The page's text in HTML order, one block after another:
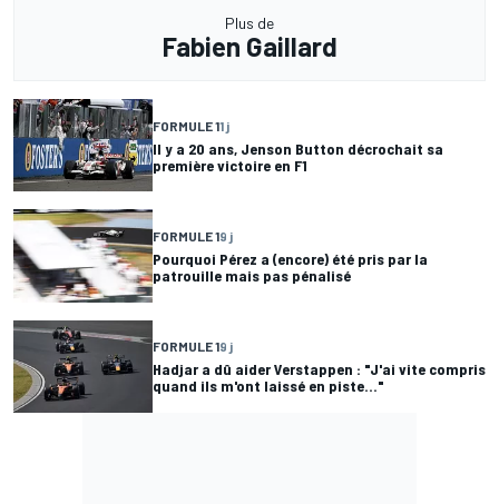
Plus de
Fabien Gaillard
FORMULE 11 j
Il y a 20 ans, Jenson Button décrochait sa
première victoire en F1
FORMULE 19 j
Pourquoi Pérez a (encore) été pris par la
patrouille mais pas pénalisé
FORMULE 19 j
Hadjar a dû aider Verstappen : "J'ai vite compris
quand ils m'ont laissé en piste..."